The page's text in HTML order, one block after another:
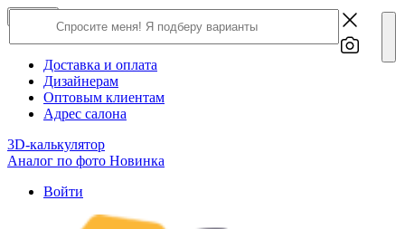
О компании
Доставка и оплата
Дизайнерам
Оптовым клиентам
Адрес салона
3D-калькулятор
Аналог по фото Новинка
Войти